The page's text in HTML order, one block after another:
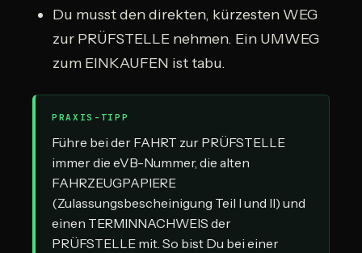
Du musst den direkten, kürzesten WEG
zur PRÜFSTELLE nehmen. Ein UMWEG
zum EINKAUFEN ist tabu.
PRAXIS-TIPP
Führe bei der FAHRT zur PRÜFSTELLE
immer die eVB-Nummer, die alten
FAHRZEUGPAPIERE
(Zulassungsbescheinigung Teil I und II) und
einen TERMINNACHWEIS der
PRÜFSTELLE mit. So bist Du bei einer